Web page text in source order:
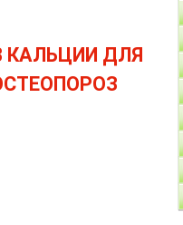
КАЛЬЦИИ ДЛЯ